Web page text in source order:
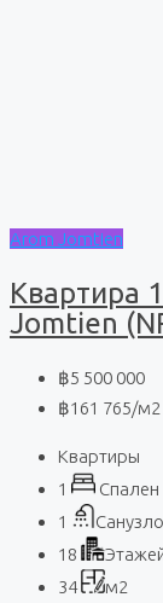
Arom Jomtien
Квартира
Jomtien
฿5 500 000
฿161 765/м2
Квартиры
1
Спален
1
18
34
м2